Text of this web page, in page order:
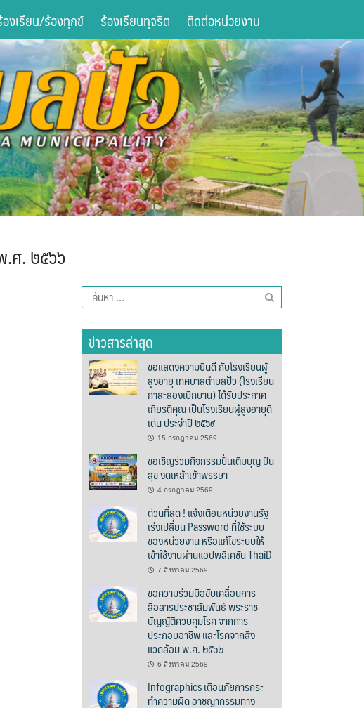
งเรียน/ร้องทุกข์ ร้องเรียนทุจริต ติดต่อหน่วยงาน
.ศ. ๒๕๖๖
ค้นหา
สำหรับ:
ข่าวสารล่าสุด
ขอแสดงความยินดี กับโรงเรียนผู้
สูงอายุ เทศบาลตำบลปัว (โรงเรียน
กาสะลองเบิกบาน) ได้รับประกาศ
เกียรติคุณ เป็นโรงเรียนผู้สูงอายุดี
เด่น ประจำปี ๒๕๖๙
15 กรกฎาคม 2569
ขอเชิญร่วมกิจกรรมปั่นเติมบุญ ปัน
สุข งดเหล้าเข้าพรรษา
4 กรกฎาคม 2569
ด่วนที่สุด ! แจ้งเตือนหน่วยงานรัฐ
เร่งเปลี่ยน Password ที่ใช้ระบบ
ของหน่วยงาน หรือแก้ไขระบบให้
เข้าใช้งานผ่านแอปพลิเคชัน ThaiD
7 สิงหาคม 2569
ขอความร่วมมือขับเคลื่อนการ
สื่อสารประชาสัมพันธ์ พระราช
บัญญัติควบคุมโรค จากการ
ประกอบอาชีพ และโรคจากสิ่ง
แวดล้อม พ.ศ. ๒๕๖๒
6 สิงหาคม 2569
Infographics เตือนภัยการกระ
ทำความผิด อาชญากรรมทาง